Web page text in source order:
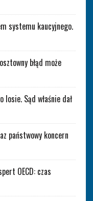
systemu kaucyjnego.
błąd może
Sąd właśnie dał
państwowy koncern
OECD: czas